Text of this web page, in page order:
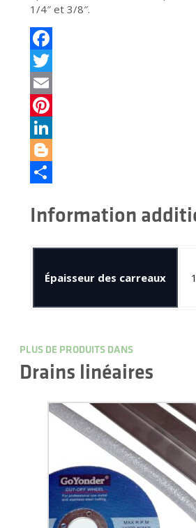
1/4″ et 3/8″.
Facebook
Twitter
Email
Pinterest
LinkedIn
Blogger
Information
Épaisseur des carreaux
PLUS DE PRODUITS DANS
Drains linéaires